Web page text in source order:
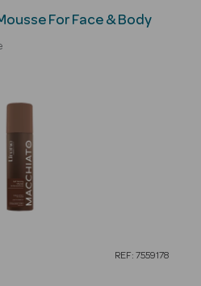
For Face & Body
REF: 7559178